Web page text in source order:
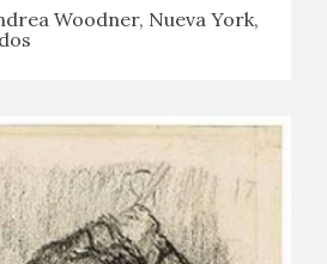
Woodner, Nueva York,